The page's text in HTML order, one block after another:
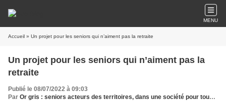
MENU
Accueil » Un projet pour les seniors qui n’aiment pas la retraite
Un projet pour les seniors qui n’aiment pas la
retraite
Publié le 08/07/2022 à 09:03
Par Or gris : seniors acteurs des territoires, dans une société pour tous les âges